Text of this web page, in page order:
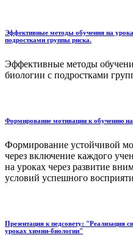
Эффективные методы обучения на
подростками группы риска.
Эффективные методы
биологии с подростками
Формирование мотивации к обучению
Формирование устойчивой
через включение каждого
на уроках через развитие
условий успешного
Презентация к педсовету: "Реализация
уроках химии-биологии"